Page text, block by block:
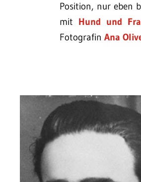
Position, nur eben
mit Hund und
FotografinAna